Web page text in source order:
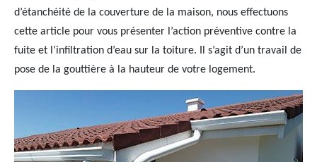
d’étanchéité de la couverture de la maison, nous effectuons
cette article pour vous présenter l’action préventive contre la
fuite et l’infiltration d’eau sur la toiture. Il s’agit d’un travail de
pose de la gouttière à la hauteur de votre logement.